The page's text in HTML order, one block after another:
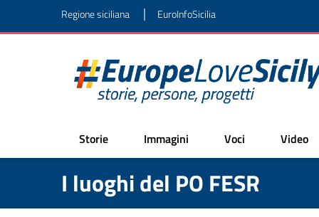
Regione siciliana | EuroInfoSicilia
Storie Immagini Voci Video
I luoghi del PO FESR